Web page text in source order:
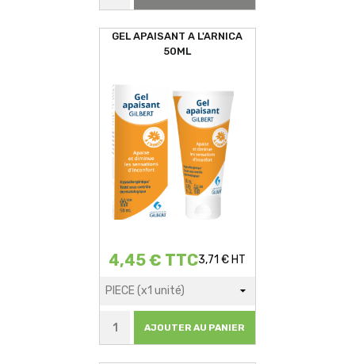
GEL APAISANT A L'ARNICA
50ML
4,45 € TTC3,71 € HT
AJOUTER AU PANIER